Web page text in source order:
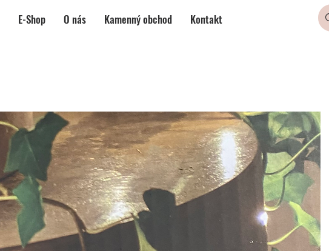
E-Shop O nás Kamenný obchod Kontakt